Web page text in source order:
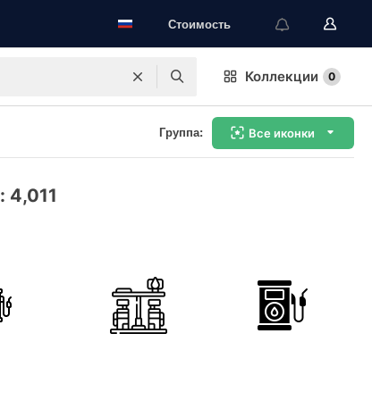
Стоимость
Коллекции 0
Группа: Все иконки
: 4,011